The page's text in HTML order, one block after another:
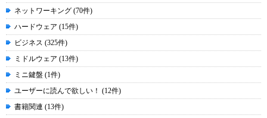
ネットワーキング (70件)
ハードウェア (15件)
ビジネス (325件)
ミドルウェア (13件)
ミニ鍵盤 (1件)
ユーザーに読んで欲しい！ (12件)
書籍関連 (13件)